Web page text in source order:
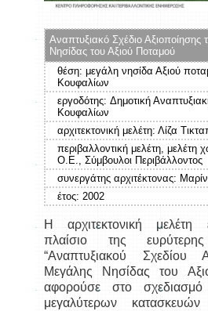
Αναπτυξιακό Σχέδιο Αξιοποίησης
Νησίδας του Αξιού Ποταμού
θέση: μεγάλη νησίδα Αξιού
Κουφαλίων
εργοδότης: Δημοτική
Κουφαλίων
αρχιτεκτονική μελέτη: Λίζα
περιβαλλοντική μελέτη, μελέτη
Ο.Ε., Σύμβουλοι Περιβάλλοντος
συνεργάτης αρχιτέκτονας:
έτος: 2002
Η αρχιτεκτονική μελέτη
πλαίσιο της
“Αναπτυξιακού Σχεδίου
Μεγάλης Νησίδας του
αφορούσε στο σχεδιασμό
μεγαλύτερων